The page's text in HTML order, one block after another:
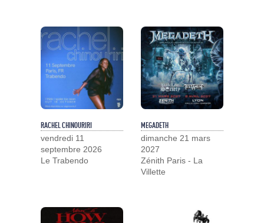
RACHEL CHINOURIRI
vendredi 11
septembre 2026
Le Trabendo
MEGADETH
dimanche 21 mars
2027
Zénith Paris - La
Villette